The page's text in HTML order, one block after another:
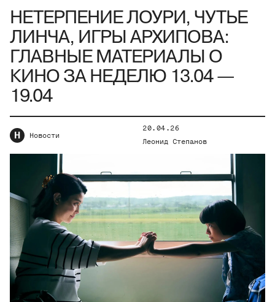
НЕТЕРПЕНИЕ ЛОУРИ, ЧУТЬЕ
ЛИНЧА, ИГРЫ АРХИПОВА:
ГЛАВНЫЕ МАТЕРИАЛЫ О
КИНО ЗА НЕДЕЛЮ 13.04 —
19.04
Н Новости
20.04.26
Леонид Степанов